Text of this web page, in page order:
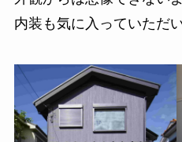
内装も気に入っていただ